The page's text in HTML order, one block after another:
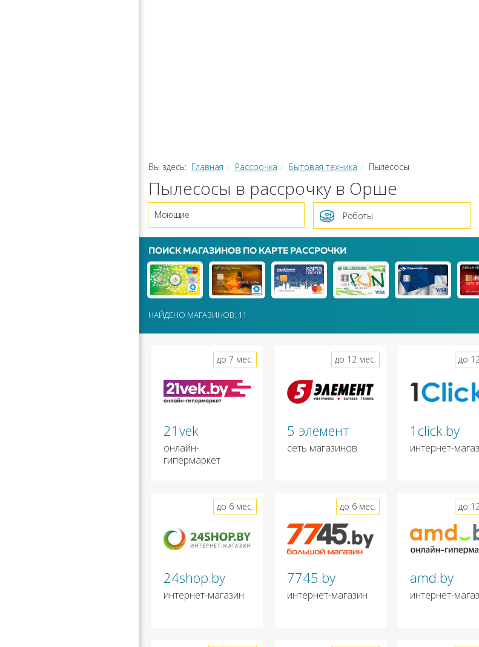
Вы здесь: Главная Рассрочка Бытовая техника Пылесосы
Пылесосы в рассрочку в Орше
Моющие Роботы
ПОИСК МАГАЗИНОВ ПО КАРТЕ РАССРОЧКИ
НАЙДЕНО МАГАЗИНОВ: 11
21vek
онлайн-
гипермаркет
до 7 мес.
5 элемент
сеть магазинов
до 12 мес.
1click.by
интернет-
до
24shop.by
интернет-магазин
до 6 мес.
7745.by
интернет-магазин
до 6 мес.
amd.by
интернет-
до